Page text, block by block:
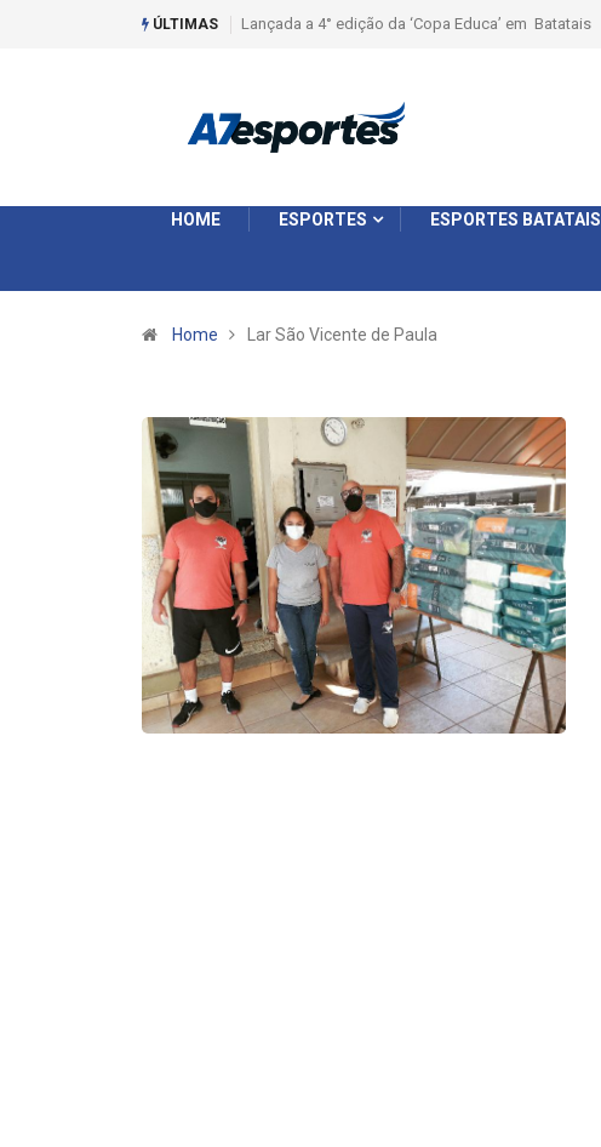
ÚLTIMAS Lançada a 4° edição da ‘Copa Educa’ em Batatais
HOME ESPORTES ESPORTES BATATAIS
Home Lar São Vicente de Paula